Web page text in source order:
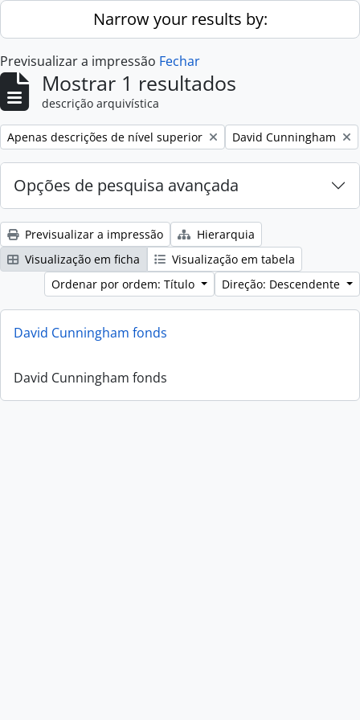
Skip to main contentNarrow your results by:
Previsualizar a impressão Fechar
Mostrar 1 resultados
descrição arquivística
Remove filter:
Apenas descrições de nível superior Remove filter:
David Cunningham
Opções de pesquisa avançada
Previsualizar a impressão
Hierarquia
Visualização em ficha
Visualização em tabela
Ordenar por ordem: Título
Direção: Descendente
David Cunningham fonds
David Cunningham fonds